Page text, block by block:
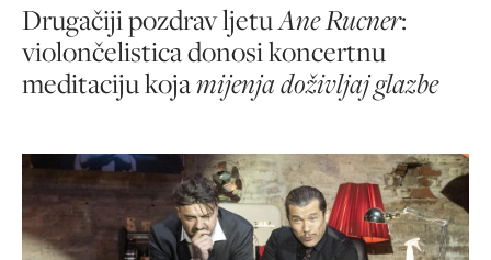
Drugačiji pozdrav ljetuAne Rucner:
violončelistica donosi koncertnu
meditaciju kojamijenja doživljaj glazbe